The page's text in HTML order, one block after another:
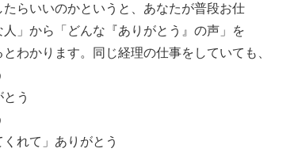
らいいのかというと、あなたが普段お仕
」から「どんな『ありがとう』の声」を
わかります。同じ経理の仕事をしていて も、
う
くれて」ありがとう